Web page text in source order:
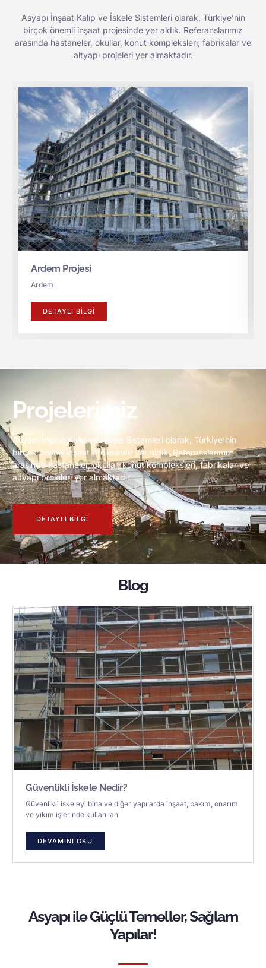
Asyapı İnşaat Kalıp ve İskele Sistemleri olarak, Türkiye’nin
birçok önemli inşaat projesinde yer aldık. Referanslarımız
arasında hastaneler, okullar, konut kompleksleri, fabrikalar ve
altyapı projeleri yer almaktadır.
Ardem Projesi
Ardem
DETAYLI BILGI
Projelerimiz
Asyapı İnşaat Kalıp ve İskele Sistemleri olarak, Türkiye’nin
birçok önemli inşaat projesinde yer aldık. Referanslarımız
arasında hastaneler, okullar, konut kompleksleri, fabrikalar ve
altyapı projeleri yer almaktadır.
DETAYLI BILGI
Blog
Güvenlikli İskele Nedir?
Güvenlikli iskeleyi bina ve diğer yapılarda inşaat, bakım, onarım
ve yıkım işlerinde kullanılan
DEVAMINI OKU
Asyapı ile Güçlü Temeller, Sağlam
Yapılar!